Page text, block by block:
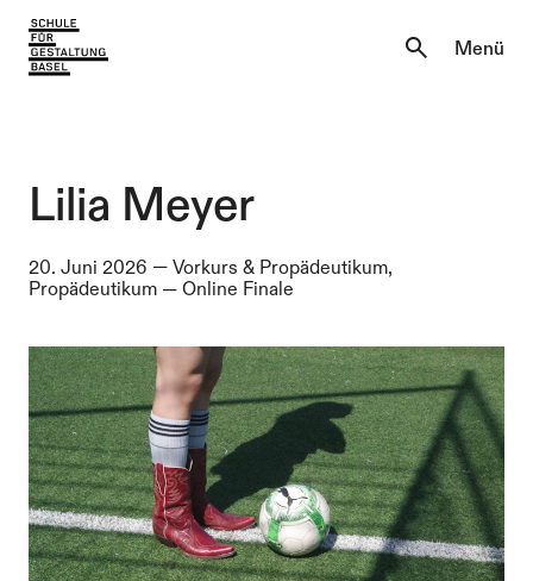
Einblicke
Lernen & Entdecken
Über uns
Institutionen
Menü
Aktuell
Lernen & Entdecken
Über uns
Lilia Meyer
20. Juni 2026 — Vorkurs & Propädeutikum,
Propädeutikum — Online Finale